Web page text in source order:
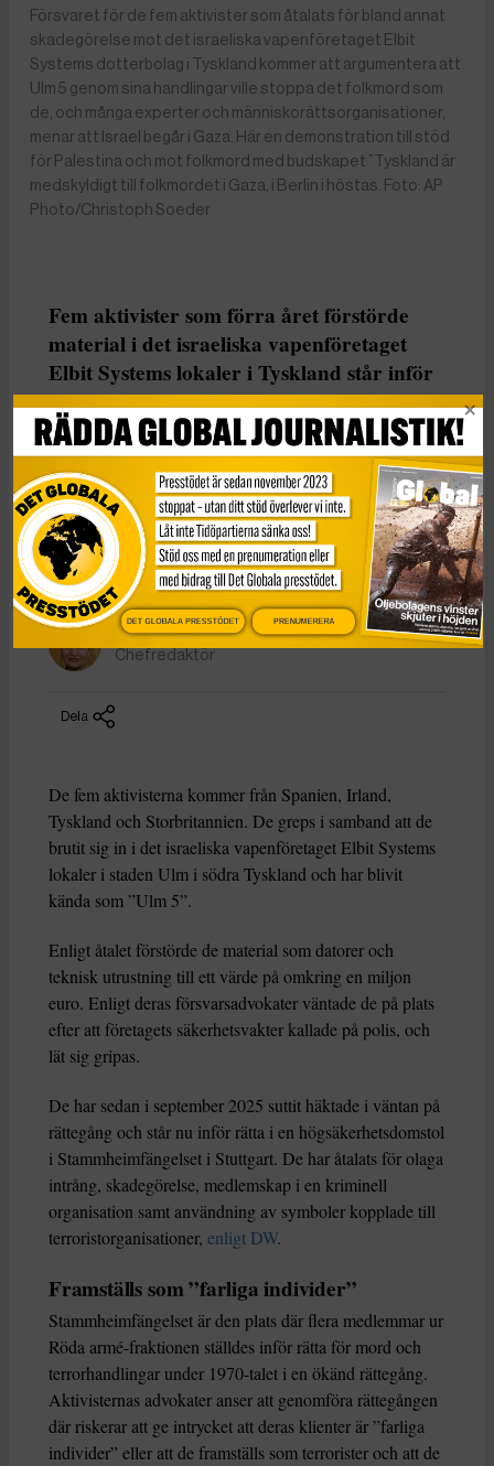
Försvaret för de fem aktivister som åtalats för bland annat
skadegörelse mot det israeliska vapenföretaget Elbit
Systems dotterbolag i Tyskland kommer att argumentera att
Ulm 5 genom sina handlingar ville stoppa det folkmord som
de, och många experter och människorättsorganisationer,
menar att Israel begår i Gaza. Här en demonstration till stöd
för Palestina och mot folkmord med budskapet ”Tyskland är
medskyldigt till folkmordet i Gaza, i Berlin i höstas. Foto: AP
Photo/Christoph Soeder
Fem aktivister som förra året förstörde
material i det israeliska vapenföretaget
Elbit Systems lokaler i Tyskland står inför
rätta. Palestine Action Germany är inte
förbjuden i Tyskland. Trots det har
åklagarsidan åtalat dem för medlemskap i
en kriminell organisation. Kritiker menar
att fallet riskerar att leda till att legitimt
samhällsengagemang hanteras som
organiserad brottslighet.
Bella Frank
Chefredaktör
Dela
De fem aktivisterna kommer från Spanien, Irland,
Tyskland och Storbritannien. De greps i samband att de
brutit sig in i det israeliska vapenföretaget Elbit Systems
lokaler i staden Ulm i södra Tyskland och har blivit
kända som ”Ulm 5”.
Enligt åtalet förstörde de material som datorer och
teknisk utrustning till ett värde på omkring en miljon
euro. Enligt deras försvarsadvokater väntade de på plats
efter att företagets säkerhetsvakter kallade på polis, och
lät sig gripas.
De har sedan i september 2025 suttit häktade i väntan på
rättegång och står nu inför rätta i en högsäkerhetsdomstol
i Stammheimfängelset i Stuttgart. De har åtalats för olaga
intrång, skadegörelse, medlemskap i en kriminell
organisation samt användning av symboler kopplade till
terroristorganisationer, enligt DW.
Framställs som ”farliga individer”
Stammheimfängelset är den plats där flera medlemmar ur
Röda armé-fraktionen ställdes inför rätta för mord och
terrorhandlingar under 1970-talet i en ökänd rättegång.
Aktivisternas advokater anser att genomföra rättegången
där riskerar att ge intrycket att deras klienter är ”farliga
individer” eller att de framställs som terrorister och att de
DET GLOBALA PRESSTÖDET PRENUMERERA